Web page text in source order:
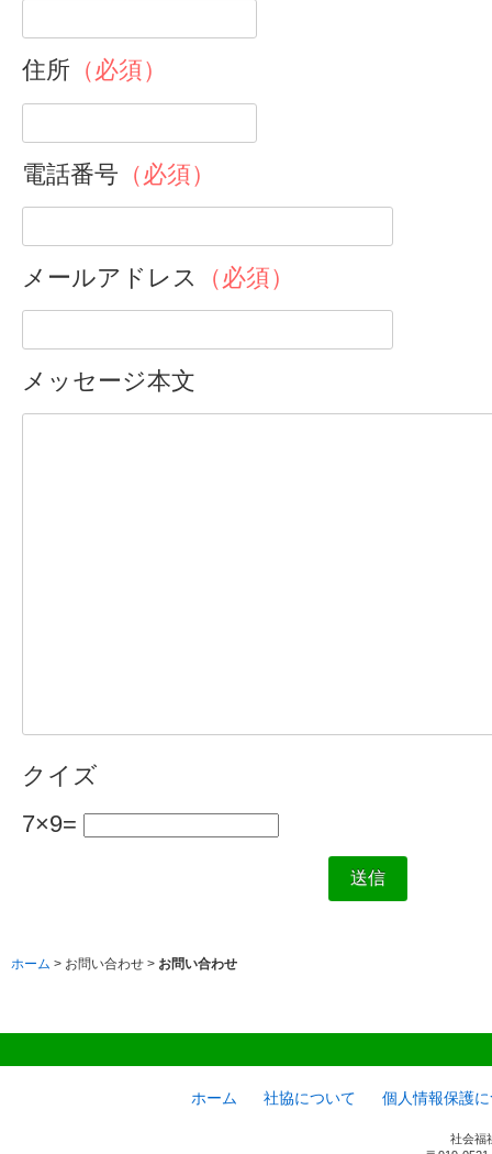
住所 （必須）
電話番号 （必須）
メールアドレス （必須）
メッセージ本文
クイズ
7×9=
ホーム > お問い合わせ > お問い合わせ
ホーム 社協について 個人情報保護
社会福